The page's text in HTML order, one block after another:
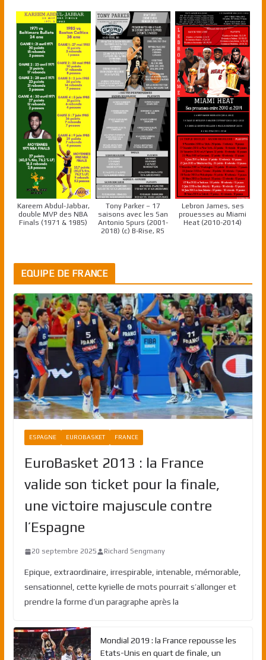
Kareem Abdul-Jabbar,
double MVP des NBA
Finals (1971 & 1985)
Tony Parker – 17
saisons avec les San
Antonio Spurs (2001-
2018) (c) B-Rise, RS
Lebron James, ses
prouesses au Miami
Heat (2010-2014)
EQUIPE DE FRANCE
ESPAGNE EUROBASKET FRANCE
EuroBasket 2013 : la France
valide son ticket pour la finale,
une victoire majuscule contre
l’Espagne
20 septembre 2025 Richard Sengmany
Epique, extraordinaire, irrespirable, intenable, mémorable,
sensationnel, cette kyrielle de mots pourrait s’allonger et
prendre la forme d’un paragraphe après la
Mondial 2019 : la France repousse les
Etats-Unis en quart de finale, un